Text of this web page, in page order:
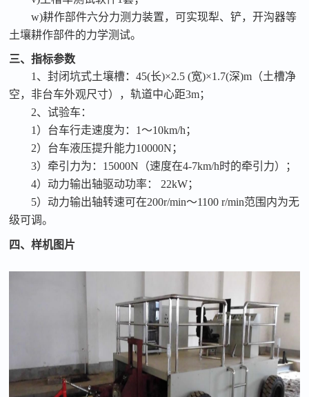
w)耕作部件六分力测力装置，可实现犁、铲，开沟器等
土壤耕作部件的力学测试。
三、指标参数
1、封闭坑式土壤槽：45(长)×2.5 (宽)×1.7(深)m（土槽净
空，非台车外观尺寸），轨道中心距3m；
2、试验车：
1）台车行走速度为：1～10km/h；
2）台车液压提升能力10000N；
3）牵引力为：15000N（速度在4-7km/h时的牵引力）；
4）动力输出轴驱动功率： 22kW；
5）动力输出轴转速可在200r/min～1100 r/min范围内为无
级可调。
四、样机图片